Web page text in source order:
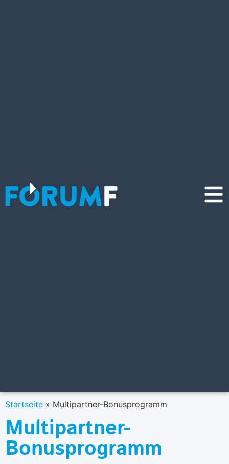
Startseite » Multipartner-Bonusprogramm
Multipartner-
Bonusprogramm